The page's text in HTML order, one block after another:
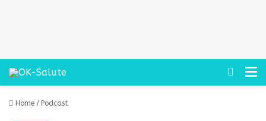
Cerca
Home / Podcast